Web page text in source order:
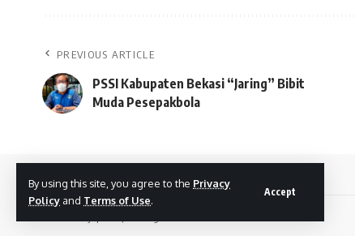
By using this site, you agree to the Privacy
Policy and Terms of Use.
Accept
PREVIOUS ARTICLE
PSSI Kabupaten Bekasi “Jaring” Bibit
Muda Pesepakbola